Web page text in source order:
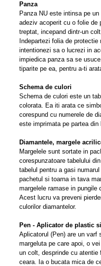
Panza
Panza NU este intinsa pe
adeziv acoperit cu o folie de
treptat, incepand dintr-un
Indepartezi folia de protectie
intentionezi sa o lucrezi in
impiedica panza sa se
tiparite pe ea, pentru a-ti
Schema de culori
Schema de culori este un
colorata. Ea iti arata ce
corespund cu numerele de
este imprimata pe partea din
Diamantele, margele
Margelele sunt sortate in
corespunzatoare tabelului
tabelul pentru a gasi
pachetul si toarna in tava
margelele ramase in pungile
Acest lucru va preveni
culorilor diamantelor.
Pen - Aplicator de plastic
Aplicatorul (Pen) are un varf
margeluta pe care apoi, o
un colt, desprinde cu atentie
ceara. Ia o bucata mica de